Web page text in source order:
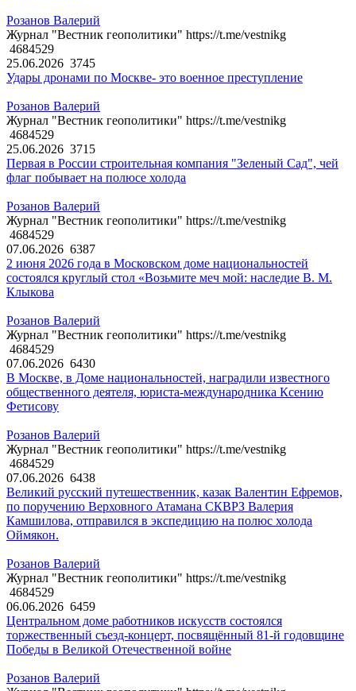
Розанов Валерий
Журнал "Вестник геополитики" https://t.me/vestnikg
4684529
25.06.2026 3745
Удары дронами по Москве- это военное преступление
Розанов Валерий
Журнал "Вестник геополитики" https://t.me/vestnikg
4684529
25.06.2026 3715
Первая в России строительная компания "Зеленый Сад", чей
флаг побывает на полюсе холода
Розанов Валерий
Журнал "Вестник геополитики" https://t.me/vestnikg
4684529
07.06.2026 6387
2 июня 2026 года в Московском доме национальностей
состоялся круглый стол «Возьмите меч мой: наследие В. М.
Клыкова
Розанов Валерий
Журнал "Вестник геополитики" https://t.me/vestnikg
4684529
07.06.2026 6430
В Москве, в Доме национальностей, наградили известного
общественного деятеля, юриста-международника Ксению
Фетисову
Розанов Валерий
Журнал "Вестник геополитики" https://t.me/vestnikg
4684529
07.06.2026 6438
Великий русский путешественник, казак Валентин Ефремов,
по поручению Верховного Атамана СКВРЗ Валерия
Камшилова, отправился в экспедицию на полюс холода
Оймякон.
Розанов Валерий
Журнал "Вестник геополитики" https://t.me/vestnikg
4684529
06.06.2026 6459
Центральном доме работников искусств состоялся
торжественный съезд-концерт, посвящённый 81-й годовщине
Победы в Великой Отечественной войне
Розанов Валерий